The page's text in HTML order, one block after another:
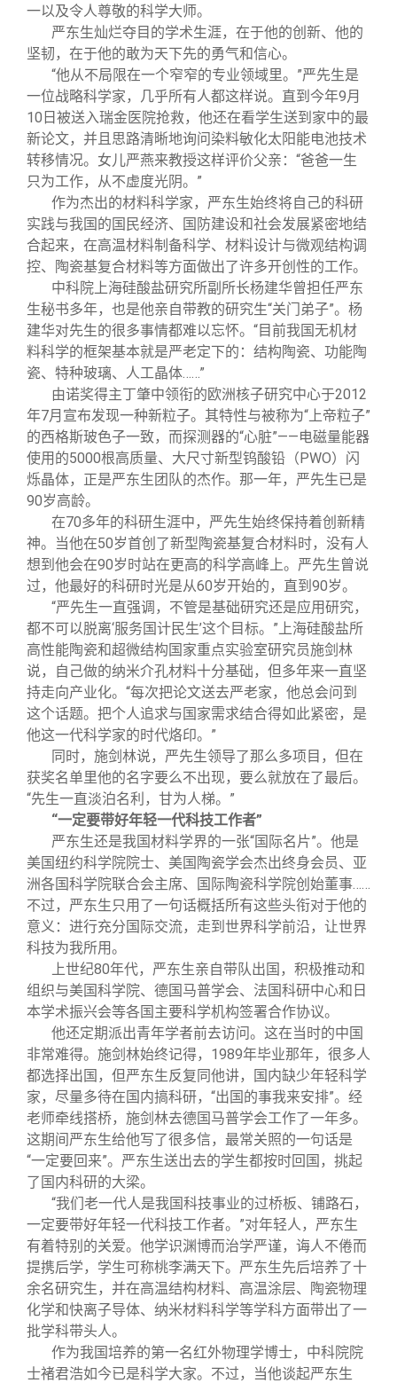
一以及令人尊敬的科学大师。
严东生灿烂夺目的学术生涯，在于他的创新、他的
坚韧，在于他的敢为天下先的勇气和信心。
“他从不局限在一个窄窄的专业领域里。”严先生是
一位战略科学家，几乎所有人都这样说。直到今年9月
10日被送入瑞金医院抢救，他还在看学生送到家中的最
新论文，并且思路清晰地询问染料敏化太阳能电池技术
转移情况。女儿严燕来教授这样评价父亲：“爸爸一生
只为工作，从不虚度光阴。”
作为杰出的材料科学家，严东生始终将自己的科研
实践与我国的国民经济、国防建设和社会发展紧密地结
合起来，在高温材料制备科学、材料设计与微观结构调
控、陶瓷基复合材料等方面做出了许多开创性的工作。
中科院上海硅酸盐研究所副所长杨建华曾担任严东
生秘书多年，也是他亲自带教的研究生“关门弟子”。杨
建华对先生的很多事情都难以忘怀。“目前我国无机材
料科学的框架基本就是严老定下的：结构陶瓷、功能陶
瓷、特种玻璃、人工晶体……”
由诺奖得主丁肇中领衔的欧洲核子研究中心于2012
年7月宣布发现一种新粒子。其特性与被称为“上帝粒子”
的西格斯玻色子一致，而探测器的“心脏”——电磁量能器
使用的5000根高质量、大尺寸新型钨酸铅（PWO）闪
烁晶体，正是严东生团队的杰作。那一年，严先生已是
90岁高龄。
在70多年的科研生涯中，严先生始终保持着创新精
神。当他在50岁首创了新型陶瓷基复合材料时，没有人
想到他会在90岁时站在更高的科学高峰上。严先生曾说
过，他最好的科研时光是从60岁开始的，直到90岁。
“严先生一直强调，不管是基础研究还是应用研究，
都不可以脱离‘服务国计民生’这个目标。”上海硅酸盐所
高性能陶瓷和超微结构国家重点实验室研究员施剑林
说，自己做的纳米介孔材料十分基础，但多年来一直坚
持走向产业化。“每次把论文送去严老家，他总会问到
这个话题。把个人追求与国家需求结合得如此紧密，是
他这一代科学家的时代烙印。”
同时，施剑林说，严先生领导了那么多项目，但在
获奖名单里他的名字要么不出现，要么就放在了最后。
“先生一直淡泊名利，甘为人梯。”
“一定要带好年轻一代科技工作者”
严东生还是我国材料学界的一张“国际名片”。他是
美国纽约科学院院士、美国陶瓷学会杰出终身会员、亚
洲各国科学院联合会主席、国际陶瓷科学院创始董事……
不过，严东生只用了一句话概括所有这些头衔对于他的
意义：进行充分国际交流，走到世界科学前沿，让世界
科技为我所用。
上世纪80年代，严东生亲自带队出国，积极推动和
组织与美国科学院、德国马普学会、法国科研中心和日
本学术振兴会等各国主要科学机构签署合作协议。
他还定期派出青年学者前去访问。这在当时的中国
非常难得。施剑林始终记得，1989年毕业那年，很多人
都选择出国，但严东生反复同他讲，国内缺少年轻科学
家，尽量多待在国内搞科研，“出国的事我来安排”。经
老师牵线搭桥，施剑林去德国马普学会工作了一年多。
这期间严东生给他写了很多信，最常关照的一句话是
“一定要回来”。严东生送出去的学生都按时回国，挑起
了国内科研的大梁。
“我们老一代人是我国科技事业的过桥板、铺路石，
一定要带好年轻一代科技工作者。”对年轻人，严东生
有着特别的关爱。他学识渊博而治学严谨，诲人不倦而
提携后学，学生可称桃李满天下。严东生先后培养了十
余名研究生，并在高温结构材料、高温涂层、陶瓷物理
化学和快离子导体、纳米材料科学等学科方面带出了一
批学科带头人。
作为我国培养的第一名红外物理学博士，中科院院
士褚君浩如今已是科学大家。不过，当他谈起严东生